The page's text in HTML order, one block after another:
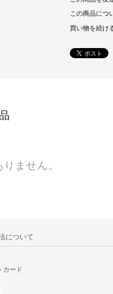
この商品につ
買い物を続け
ません。
について
カード